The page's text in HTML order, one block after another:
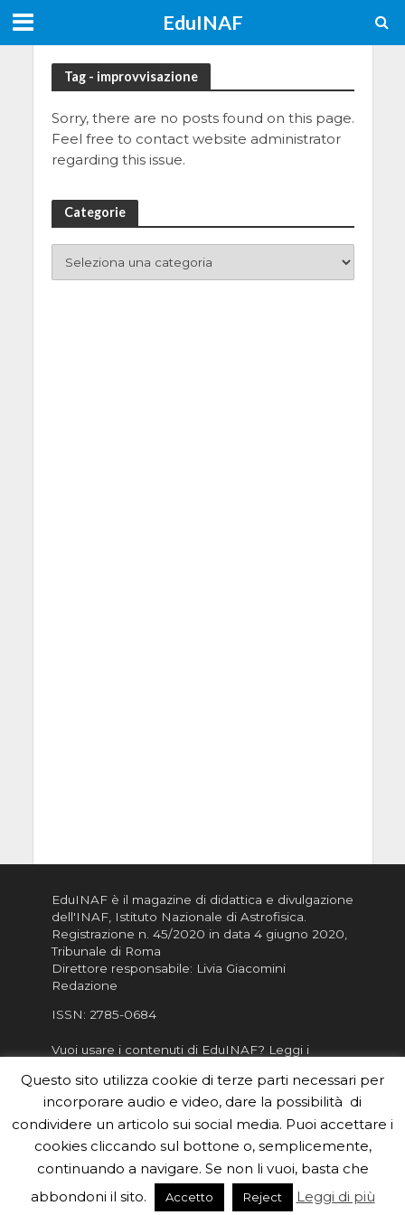
EduINAF
Tag - improvvisazione
Sorry, there are no posts found on this page.
Feel free to contact website administrator
regarding this issue.
Categorie
EduINAF è il magazine di didattica e divulgazione
dell'INAF, Istituto Nazionale di Astrofisica
Registrazione n. 45/2020 in data 4 giugno 2020,
Tribunale di Roma
Direttore responsabile: Livia Giacomini
Redazione
ISSN: 2785-0684
Vuoi usare i contenuti di EduINAF? Leggi i
Informativa sulla Privacy
Informatva sui Cookie
Per la rubrica de l'Astronomo risponde, per
inviarci le tue foto o i tuoi contributi, scrivici a
redazione.edu [chiocciola] inaf.it oppure
il form
Questo sito utilizza cookie di terze parti necessari per
incorporare audio e video, dare la possibilità di
condividere un articolo sui social media. Puoi accettare i
cookies cliccando sul bottone o, semplicemente,
continuando a navigare. Se non li vuoi, basta che
abbondoni il sito.
Accetto Reject Leggi di più